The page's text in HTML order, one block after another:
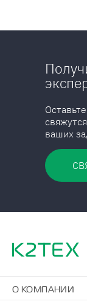
ваших
О КОМПАНИИ